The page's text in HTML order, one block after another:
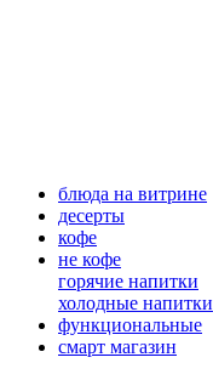
блюда на витрине
десерты
кофе
не кофе
горячие напитки
холодные напитки
функциональные
смарт магазин